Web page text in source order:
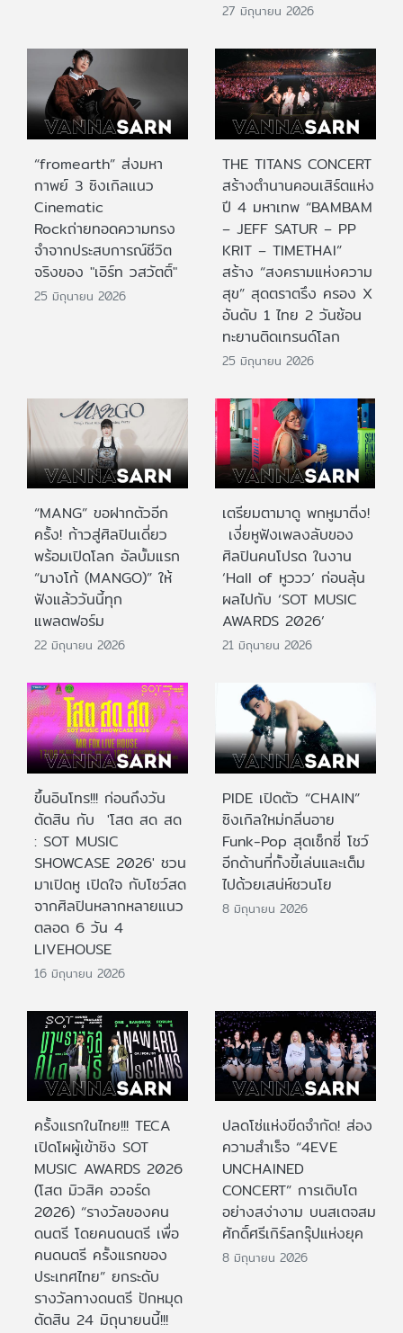
27 มิถุนายน 2026
“fromearth” ส่งมหา
กาพย์ 3 ซิงเกิลแนว
Cinematic
Rockถ่ายทอดความทรง
จำจากประสบการณ์ชีวิต
จริงของ "เอิร์ท วสวัตติ์"
25 มิถุนายน 2026
THE TITANS CONCERT
สร้างตำนานคอนเสิร์ตแห่ง
ปี 4 มหาเทพ “BAMBAM
– JEFF SATUR – PP
KRIT – TIMETHAI”
สร้าง “สงครามแห่งความ
สุข” สุดตราตรึง ครอง X
อันดับ 1 ไทย 2 วันซ้อน
ทะยานติดเทรนด์โลก
25 มิถุนายน 2026
“MANG” ขอฝากตัวอีก
ครั้ง! ก้าวสู่ศิลปินเดี่ยว
พร้อมเปิดโลก อัลบั้มแรก
“มางโก้ (MANGO)” ให้
ฟังแล้ววันนี้ทุก
แพลตฟอร์ม
22 มิถุนายน 2026
เตรียมตามาดู พกหูมาติ่ง!
เงี่ยหูฟังเพลงลับของ
ศิลปินคนโปรด ในงาน
‘Hall of หูววว’ ก่อนลุ้น
ผลไปกับ ‘SOT MUSIC
AWARDS 2026’
21 มิถุนายน 2026
ขึ้นอินโทร!!! ก่อนถึงวัน
ตัดสิน กับ 'โสต สด สด
: SOT MUSIC
SHOWCASE 2026' ชวน
มาเปิดหู เปิดใจ กับโชว์สด
จากศิลปินหลากหลายแนว
ตลอด 6 วัน 4
LIVEHOUSE
16 มิถุนายน 2026
PIDE เปิดตัว “CHAIN”
ซิงเกิลใหม่กลิ่นอาย
Funk-Pop สุดเซ็กซี่ โชว์
อีกด้านที่ทั้งขี้เล่นและเต็ม
ไปด้วยเสน่ห์ชวนโย
8 มิถุนายน 2026
ครั้งแรกในไทย!!! TECA
เปิดโผผู้เข้าชิง SOT
MUSIC AWARDS 2026
(โสต มิวสิค อวอร์ด
2026) “รางวัลของคน
ดนตรี โดยคนดนตรี เพื่อ
คนดนตรี ครั้งแรกของ
ประเทศไทย” ยกระดับ
รางวัลทางดนตรี ปักหมุด
ตัดสิน 24 มิถุนายนนี้!!!
ปลดโซ่แห่งขีดจำกัด! ส่อง
ความสำเร็จ “4EVE
UNCHAINED
CONCERT” การเติบโต
อย่างสง่างาม บนสเตจสม
ศักดิ์ศรีเกิร์ลกรุ๊ปแห่งยุค
8 มิถุนายน 2026